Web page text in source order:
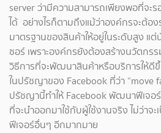
server ว่ามีความสามารถเพียงพอที่จะ
ได้ อย่างไรก็ตามถึงแม้ว่าองค์กรจะต้อง
มาตรฐานของสินค้าให้อยู่ในระดับสูง แ
ซอร์ เพราะองค์กรยังต้องสร้างนวัตกร
วิธีการที่จะพัฒนาสินค้าหรือบริการให้ดี
ในปรัชญาของ Facebook ที่ว่า “move
ปรัชญานี้ทำให้ Facebook พัฒนาฟีเจอ
ที่จะนำออกมาใช้กับผู้ใช้งานจริง ไม่ว่าจะ
ฟีเจอร์อื่นๆ อีกมากมาย